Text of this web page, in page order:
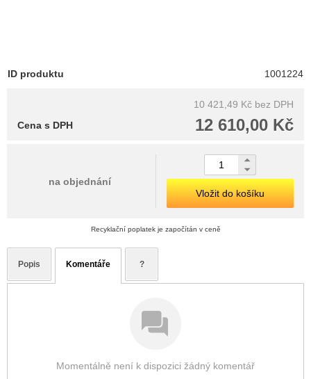
ID produktu 1001224
10 421,49 Kč bez DPH
12 610,00 Kč
Cena s DPH
na objednání
Vložit do košíku
Recyklační poplatek je započítán v ceně
Popis Komentáře ?
Momentálně není k dispozici žádný komentář